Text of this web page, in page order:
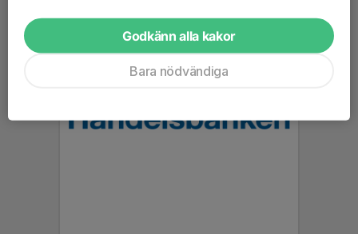
Godkänn alla kakor
Bara nödvändiga